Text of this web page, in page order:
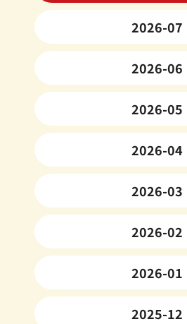
2026-07
2026-06
2026-05
2026-04
2026-03
2026-02
2026-01
2025-12